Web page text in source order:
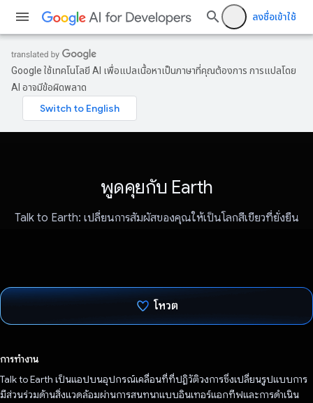
ลงชื่อเข้าใช้
Google ใช้เทคโนโลยี AI เพื่อแปลเนื้อหาเป็นภาษาที่คุณต้องการ การแปลโดย
AI อาจมีข้อผิดพลาด
พูดคุยกับ Earth
Talk to Earth: เปลี่ยนการสัมผัสของคุณให้เป็นโลกสีเขียวที่ยั่งยืน
โหวต
การทำงาน
Talk to Earth เป็นแอปบนอุปกรณ์เคลื่อนที่ที่ปฏิวัติวงการซึ่งเปลี่ยนรูปแบบการ
มีส่วนร่วมด้านสิ่งแวดล้อมผ่านการสนทนาแบบอินเทอร์แอกทีฟและการดําเนิน